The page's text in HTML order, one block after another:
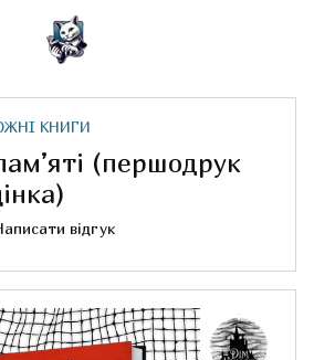
КНИГИ
(першодрук
відгук